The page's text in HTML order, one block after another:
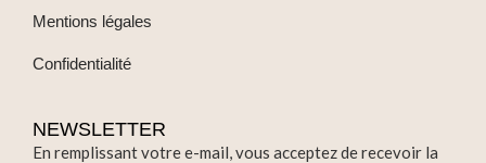
Mentions légales
Confidentialité
NEWSLETTER
En remplissant votre e-mail, vous acceptez de recevoir la